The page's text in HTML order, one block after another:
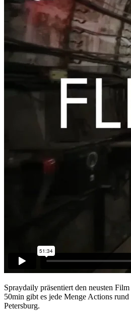
Spraydaily präsentiert den neusten
50min gibt es jede Menge Actions
Petersburg.